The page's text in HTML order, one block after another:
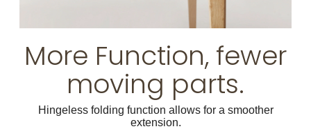
More Function, fewer
moving parts.
Hingeless folding function allows for a smoother
extension.